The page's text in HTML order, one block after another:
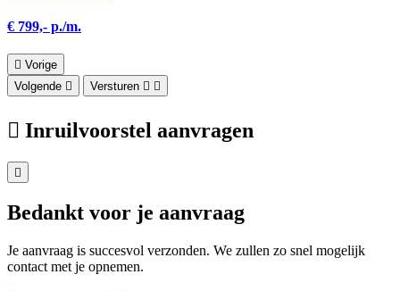
€ 799,- p./m.
Vorige
Volgende
Versturen
Inruilvoorstel aanvragen
Bedankt voor je aanvraag
Je aanvraag is succesvol verzonden. We zullen zo snel mogelijk
contact met je opnemen.